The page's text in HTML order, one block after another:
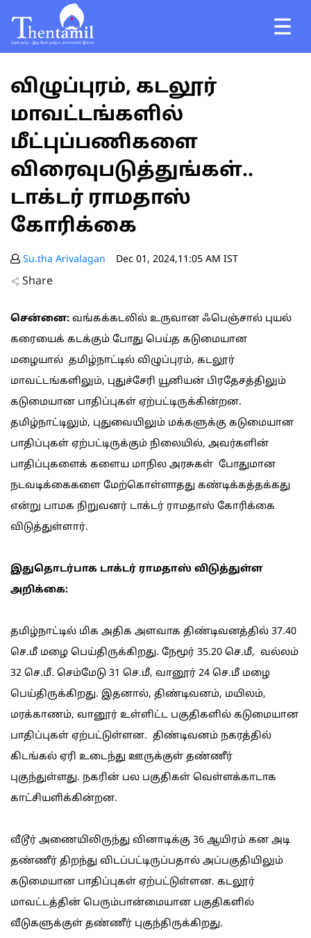
விழுப்புரம், கடலூர்
மாவட்டங்களில்
மீட்புப்பணிகளை
விரைவுபடுத்துங்கள்..
டாக்டர் ராமதாஸ்
கோரிக்கை
Su.tha Arivalagan Dec 01, 2024,11:05 AM IST
Share
சென்னை: வங்கக்கடலில் உருவான ஃபெஞ்சால் புயல்
கரையைக் கடக்கும் போது பெய்த கடுமையான
மழையால் தமிழ்நாட்டில் விழுப்புரம், கடலூர்
மாவட்டங்களிலும், புதுச்சேரி யூனியன் பிரதேசத்திலும்
கடுமையான பாதிப்புகள் ஏற்பட்டிருக்கின்றன.
தமிழ்நாட்டிலும், புதுவையிலும் மக்களுக்கு கடுமையான
பாதிப்புகள் ஏற்பட்டிருக்கும் நிலையில், அவர்களின்
பாதிப்புகளைக் களைய மாநில அரசுகள் போதுமான
நடவடிக்கைகளை மேற்கொள்ளாதது கண்டிக்கத்தக்கது
என்று பாமக நிறுவனர் டாக்டர் ராமதாஸ் கோரிக்கை
விடுத்துள்ளார்.
இதுதொடர்பாக டாக்டர் ராமதாஸ் விடுத்துள்ள
அறிக்கை:
தமிழ்நாட்டில் மிக அதிக அளவாக திண்டிவனத்தில் 37.40
செ.மீ மழை பெய்திருக்கிறது. நேமூர் 35.20 செ.மீ, வல்லம்
32 செ.மீ. செம்மேடு 31 செ.மீ, வானூர் 24 செ.மீ மழை
பெய்திருக்கிறது. இதனால், திண்டிவனம், மயிலம்,
மரக்காணம், வானூர் உள்ளிட்ட பகுதிகளில் கடுமையான
பாதிப்புகள் ஏற்பட்டுள்ளன. திண்டிவனம் நகரத்தில்
கிடங்கல் ஏரி உடைந்து ஊருக்குள் தண்ணீர்
புகுந்துள்ளது. நகரின் பல பகுதிகள் வெள்ளக்காடாக
காட்சியளிக்கின்றன.
வீடூர் அணையிலிருந்து வினாடிக்கு 36 ஆயிரம் கன அடி
தண்ணீர் திறந்து விடப்பட்டிருப்பதால் அப்பகுதியிலும்
கடுமையான பாதிப்புகள் ஏற்பட்டுள்ளன. கடலூர்
மாவட்டத்தின் பெரும்பான்மையான பகுதிகளில்
வீடுகளுக்குள் தண்ணீர் புகுந்திருக்கிறது.